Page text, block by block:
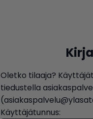
Oletko tilaaja?
tiedustella
Käyttäjätunnus: